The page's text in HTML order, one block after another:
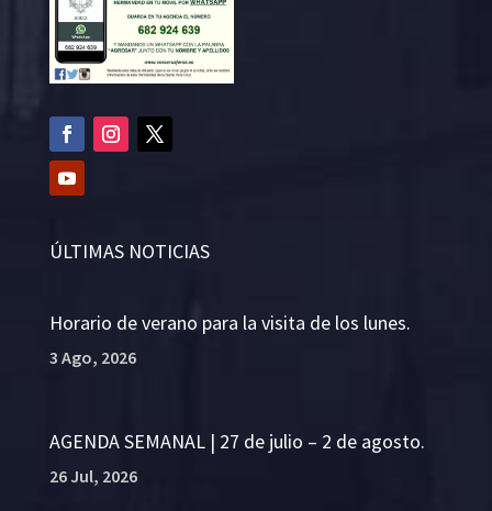
ÚLTIMAS NOTICIAS
Horario de verano para la visita de los lunes.
3 Ago, 2026
AGENDA SEMANAL | 27 de julio – 2 de agosto.
26 Jul, 2026